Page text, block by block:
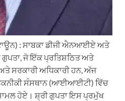
: ਸਾਬਕਾ ਡੀਜੀ ਐਨਆਈਏ ਅਤੇ
ਗੁਪਤਾ, ਜੋ ਇੱਕ ਪ੍ਰਤਿਸ਼ਠਿਤ ਅਤੇ
ਸਰਕਾਰੀ ਅਧਿਕਾਰੀ ਹਨ, ਅੱਜ
ਸੰਸਥਾਨ (ਆਈਆਈਟੀ) ਵਿੱਚ
ਹੋਏ। ਸ਼੍ਰੀ ਗੁਪਤਾ ਇਸ ਪ੍ਰਮੁੱਖ